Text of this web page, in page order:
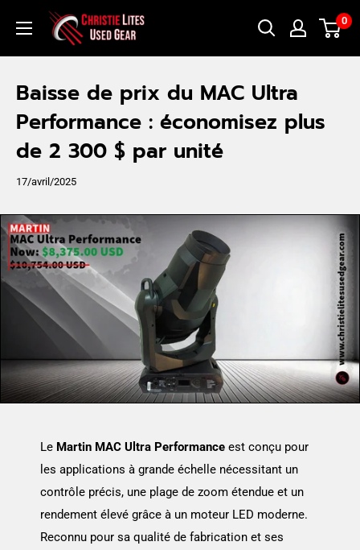
contenu
Christie
Lites
Gear
0
Baisse de prix du MAC Ultra
Performance : économisez plus
de 2 300 $ par unité
17/avril/2025
Le Martin MAC Ultra Performance est conçu pour
les applications à grande échelle nécessitant un
contrôle précis, une plage de zoom étendue et un
rendement élevé grâce à un moteur LED moderne.
Reconnu pour sa qualité de fabrication et ses